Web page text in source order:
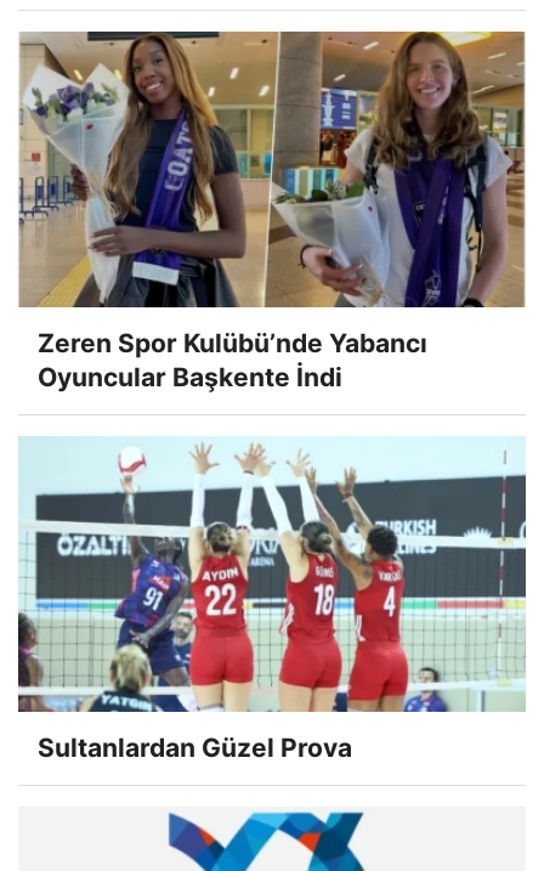
Zeren Spor Kulübü’nde Yabancı
Oyuncular Başkente İndi
Sultanlardan Güzel Prova